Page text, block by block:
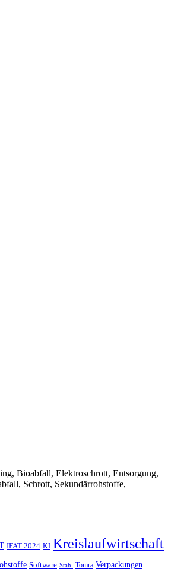
Bioabfall, Elektroschrott, Entsorgung,
Schrott, Sekundärrohstoffe,
IFAT 2024 KI Kreislaufwirtschaft
Software Stahl Tomra Verpackungen